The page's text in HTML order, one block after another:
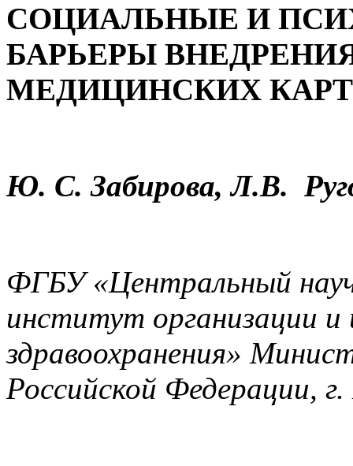
СОЦИАЛЬНЫЕ И
БАРЬЕРЫ
МЕДИЦИНСКИХ КАРТ
Ю. С. Забирова, Л.В.
ФГБУ «Центральный
институт организации
здравоохранения»
Российской Федерации,